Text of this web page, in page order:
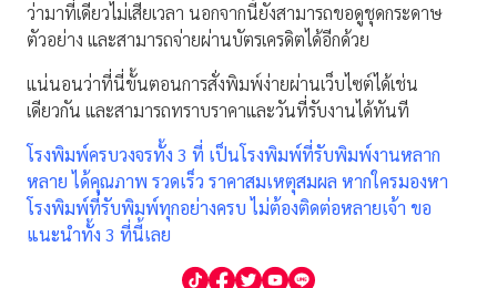
ว่ามาที่เดียวไม่เสียเวลา นอกจากนี้ยังสามารถขอดูชุดกระดาษ
ตัวอย่าง และสามารถจ่ายผ่านบัตรเครดิตได้อีกด้วย
แน่นอนว่าที่นี่ขั้นตอนการสั่งพิมพ์ง่ายผ่านเว็บไซต์ได้เช่น
เดียวกัน และสามารถทราบราคาและวันที่รับงานได้ทันที
โรงพิมพ์ครบวงจรทั้ง 3 ที่ เป็นโรงพิมพ์ที่รับพิมพ์งานหลาก
หลาย ได้คุณภาพ รวดเร็ว ราคาสมเหตุสมผล หากใครมองหา
โรงพิมพ์ที่รับพิมพ์ทุกอย่างครบ ไม่ต้องติดต่อหลายเจ้า ขอ
แนะนำทั้ง 3 ที่นี้เลย